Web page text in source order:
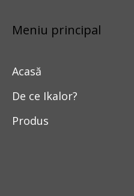
Meniu principal
Acasă
De ce Ikalor?
Produs